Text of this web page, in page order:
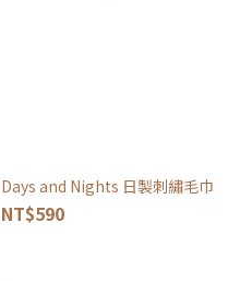
Days and Nights 日製刺繡毛巾
NT$590